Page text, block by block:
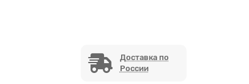
Доставка по
России